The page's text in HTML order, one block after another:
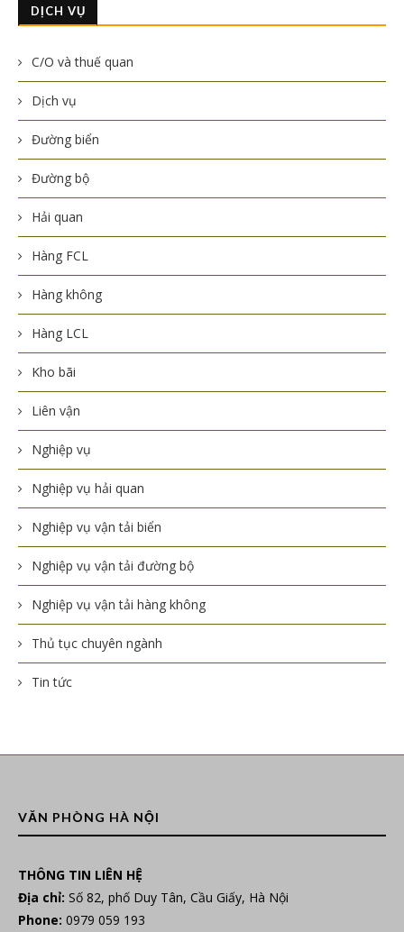
DỊCH VỤ
C/O và thuế quan
Dịch vụ
Đường biển
Đường bộ
Hải quan
Hàng FCL
Hàng không
Hàng LCL
Kho bãi
Liên vận
Nghiệp vụ
Nghiệp vụ hải quan
Nghiệp vụ vận tải biển
Nghiệp vụ vận tải đường bộ
Nghiệp vụ vận tải hàng không
Thủ tục chuyên ngành
Tin tức
VĂN PHÒNG HÀ NỘI
THÔNG TIN LIÊN HỆ
Địa chỉ: Số 82, phố Duy Tân, Cầu Giấy, Hà Nội
Phone: 0979 059 193